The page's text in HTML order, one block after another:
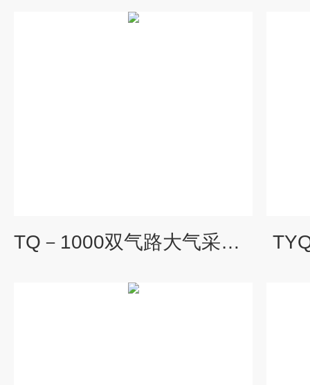
TQ－1000双气路大气采样器